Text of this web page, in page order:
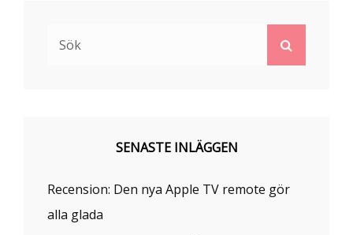
SENASTE INLÄGGEN
Recension: Den nya Apple TV remote gör
alla glada